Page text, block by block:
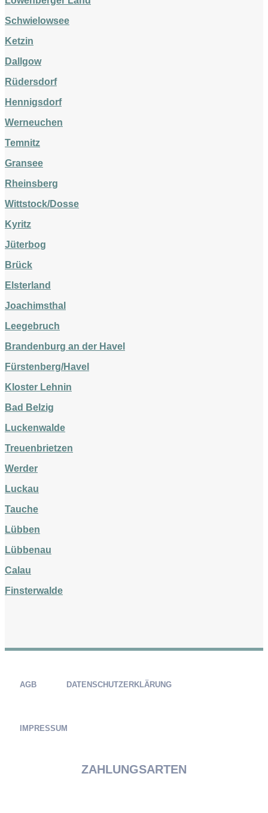
Schwielowsee
Ketzin
Dallgow
Rüdersdorf
Hennigsdorf
Werneuchen
Temnitz
Gransee
Rheinsberg
Wittstock/Dosse
Kyritz
Jüterbog
Brück
Elsterland
Joachimsthal
Leegebruch
Brandenburg an der Havel
Fürstenberg/Havel
Kloster Lehnin
Bad Belzig
Luckenwalde
Treuenbrietzen
Werder
Luckau
Tauche
Lübben
Lübbenau
Calau
Finsterwalde
AGB DATENSCHUTZERKLÄRUNG
IMPRESSUM
ZAHLUNGSARTEN